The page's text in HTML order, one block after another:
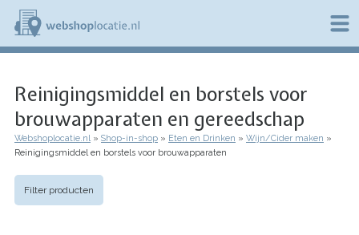
Overslaan
naar
de
b
s
h
p
o
a
Reinigingsmiddel en borstels voor
brouwapparaten en gereedschap
Kruimelpad
Webshoplocatie.nl Shop-in-shop Eten en Drinken
Wijn/Cider maken
Reinigingsmiddel en borstels voor brouwapparaten
Filter producten